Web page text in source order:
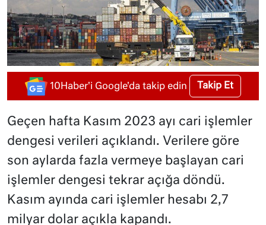
10Haber'i Google'da takip edin Takip Et
Geçen hafta Kasım 2023 ayı cari işlemler
dengesi verileri açıklandı. Verilere göre
son aylarda fazla vermeye başlayan cari
işlemler dengesi tekrar açığa döndü.
Kasım ayında cari işlemler hesabı 2,7
milyar dolar açıkla kapandı.